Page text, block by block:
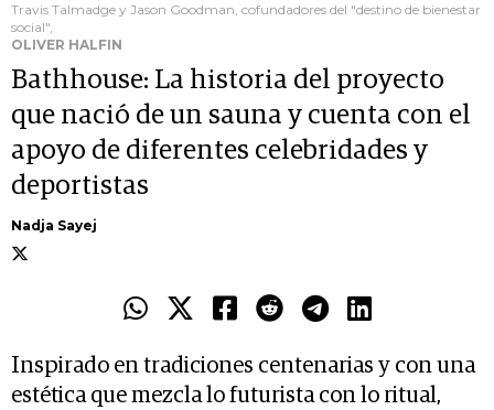
Travis Talmadge y Jason Goodman, cofundadores del "destino de bienestar
social",
OLIVER HALFIN
Bathhouse: La historia del proyecto
que nació de un sauna y cuenta con el
apoyo de diferentes celebridades y
deportistas
Nadja Sayej
Inspirado en tradiciones centenarias y con una
estética que mezcla lo futurista con lo ritual,